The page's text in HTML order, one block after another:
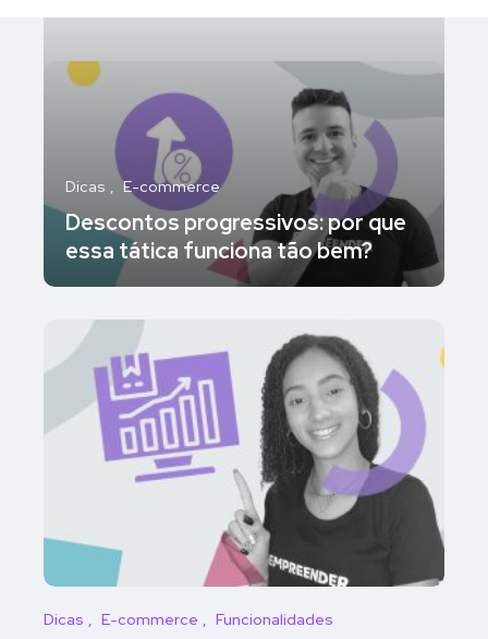
Dicas E-commerce
Descontos progressivos: por que
essa tática funciona tão bem?
Dicas E-commerce Funcionalidades